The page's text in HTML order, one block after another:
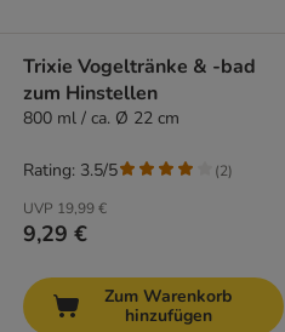
Trixie Vogeltränke & -bad
zum Hinstellen
800 ml / ca. Ø 22 cm
UVP 19,99 €
9,29 €
Rating: 3.5/5 (2)
Zum Warenkorb
hinzufügen